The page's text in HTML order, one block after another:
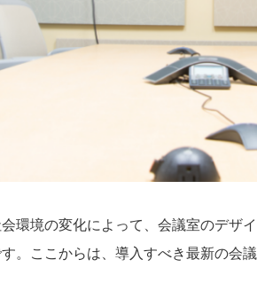
環境の変化によって、会議室のデザ
。ここからは、導入すべき最新の会